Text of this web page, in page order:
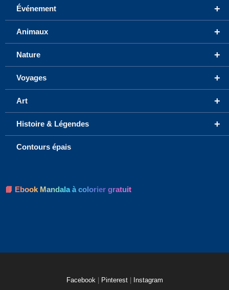
+
Événement
+
Animaux
+
Nature
+
Voyages
+
Art
+
Histoire & Légendes
Contours épais
📘 Ebook Mandala à colorier gratuit
Facebook Pinterest Instagram